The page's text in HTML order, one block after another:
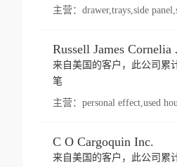
主营：
来自美国的客户，此公司累
笔
主营：
C O Cargoquin Inc.
来自美国的客户，此公司累